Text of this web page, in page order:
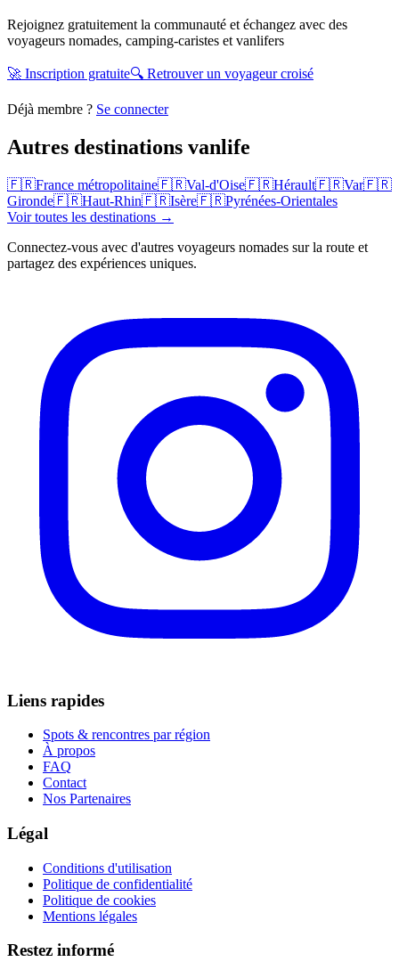
Rejoignez gratuitement la communauté et échangez avec des
voyageurs nomades, camping-caristes et vanlifers
🚀 Inscription gratuite🔍 Retrouver un voyageur croisé
Déjà membre ? Se connecter
Autres destinations vanlife
🇫🇷France métropolitaine🇫🇷Val-d'Oise🇫🇷Hérault🇫🇷Var🇫🇷
Gironde🇫🇷Haut-Rhin🇫🇷Isère🇫🇷Pyrénées-Orientales
Voir toutes les destinations →
Connectez-vous avec d'autres voyageurs nomades sur la route et
partagez des expériences uniques.
Liens rapides
Spots & rencontres par région
À propos
FAQ
Contact
Nos Partenaires
Légal
Conditions d'utilisation
Politique de confidentialité
Politique de cookies
Mentions légales
Restez informé